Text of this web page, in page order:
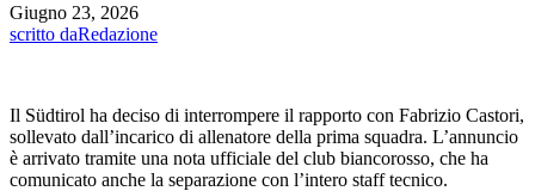
Giugno 23, 2026
scritto daRedazione
Il Südtirol ha deciso di interrompere il rapporto con Fabrizio Castori,
sollevato dall’incarico di allenatore della prima squadra. L’annuncio
è arrivato tramite una nota ufficiale del club biancorosso, che ha
comunicato anche la separazione con l’intero staff tecnico.